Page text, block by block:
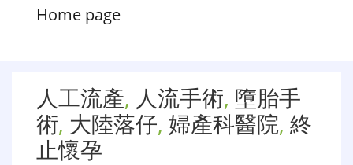
Home page
人工流產, 人流手術, 墮胎手
術, 大陸落仔, 婦產科醫院, 終
止懷孕